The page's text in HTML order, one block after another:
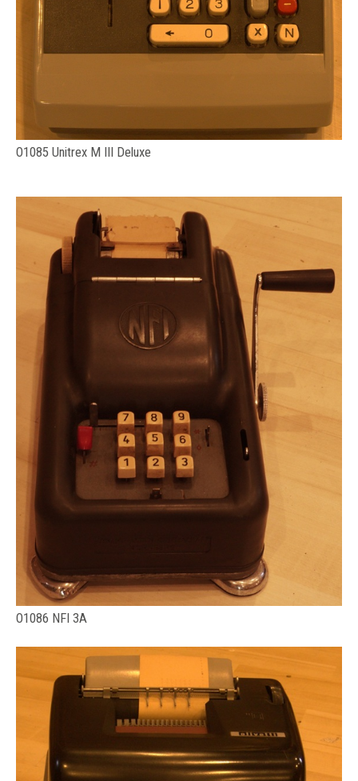
O1085 Unitrex M III Deluxe
O1086 NFI 3A